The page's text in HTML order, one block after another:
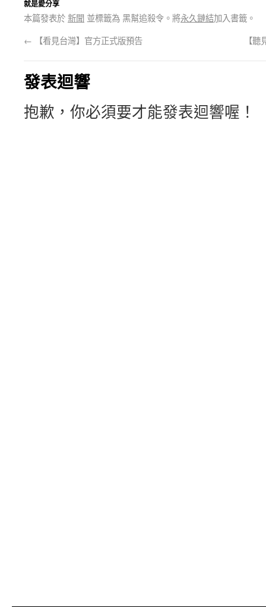
就是愛分享
本篇發表於新聞 並標籤為 黑幫追殺令。將永久鏈結加入書籤。
← 【看見台灣】官方正式版預告 【
發表迴響
抱歉，你必須要才能發表迴響喔！